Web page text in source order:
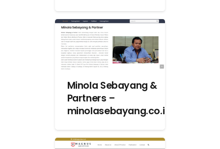
Minola Sebayang &
Partners –
minolasebayang.co.id